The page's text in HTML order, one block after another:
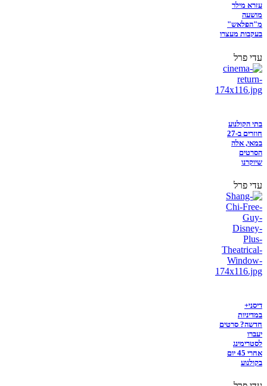
עזרא מילר
מושעה
מ"הפלאש"
בעקבות מעצרו
עדי פרל
בתי הקולנוע
חוזרים ב-27
במאי, אלה
הסרטים
שיוקרנו
עדי פרל
דיסני+
במדיניות
חדשה? סרטים
יעברו
לסטרימינג
אחרי 45 יום
בקולנוע